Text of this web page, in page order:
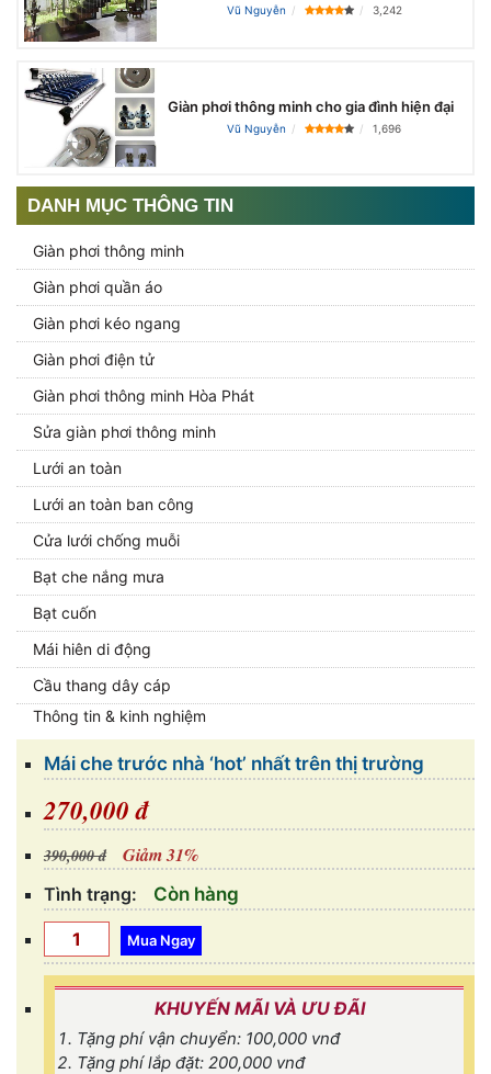
Vũ Nguyễn 3,242
Giàn phơi thông minh cho gia đình hiện đại
Vũ Nguyễn 1,696
DANH MỤC THÔNG TIN
Giàn phơi thông minh
Giàn phơi quần áo
Giàn phơi kéo ngang
Giàn phơi điện tử
Giàn phơi thông minh Hòa Phát
Sửa giàn phơi thông minh
Lưới an toàn
Lưới an toàn ban công
Cửa lưới chống muỗi
Bạt che nắng mưa
Bạt cuốn
Mái hiên di động
Cầu thang dây cáp
Thông tin & kinh nghiệm
Mái che trước nhà ‘hot’ nhất trên thị trường
270,000 đ
390,000 đ Giảm 31%
Tình trạng: Còn hàng
KHUYẾN MÃI VÀ ƯU ĐÃI
Tặng phí vận chuyển: 100,000 vnđ
Tặng phí lắp đặt: 200,000 vnđ